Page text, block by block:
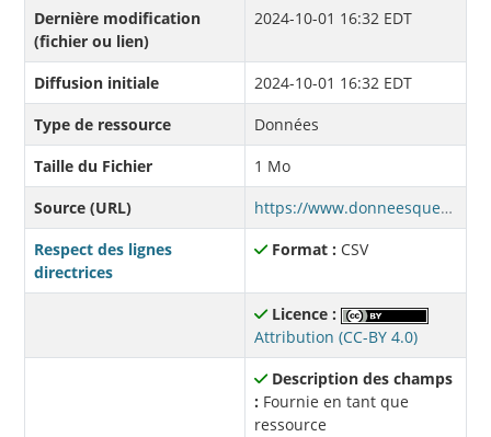
Dernière modification
(fichier ou lien)
2024-10-01 16:32 EDT
Diffusion initiale
2024-10-01 16:32 EDT
Type de ressource
Données
Taille du Fichier
1 Mo
Source (URL)
https://www.donneesquebec.ca/recherche/dataset/0b926a9e-38be-4a17-b70e-42cdab937738/resource/cbbfa55d-26c2-4da4-b774-007378d8eefe/download/s16-sommaire-departs-selon-diagnostic-principal-groupe-de-rubrique.csv
Respect des lignes
directrices
Format : CSV
Licence :
Attribution (CC-BY 4.0)
Description des champs
: Fournie en tant que
ressource